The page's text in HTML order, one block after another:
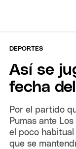
DEPORTES
Así se
fecha
Por el partido
Pumas ante
el poco habitual
que se